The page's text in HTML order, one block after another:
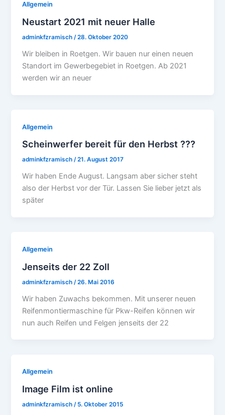
Allgemein
Neustart 2021 mit neuer Halle
adminkfzramisch/28. Oktober 2020
Wir bleiben in Roetgen. Wir bauen nur einen neuen
Standort im Gewerbegebiet in Roetgen. Ab 2021
werden wir an neuer
Allgemein
Scheinwerfer bereit für den Herbst ???
adminkfzramisch/21. August 2017
Wir haben Ende August. Langsam aber sicher steht
also der Herbst vor der Tür. Lassen Sie lieber jetzt als
später
Allgemein
Jenseits der 22 Zoll
adminkfzramisch /26. Mai 2016
Wir haben Zuwachs bekommen. Mit unserer neuen
Reifenmontiermaschine für Pkw-Reifen können wir
nun auch Reifen und Felgen jenseits der 22
Allgemein
Image Film ist online
adminkfzramisch/ 5. Oktober 2015